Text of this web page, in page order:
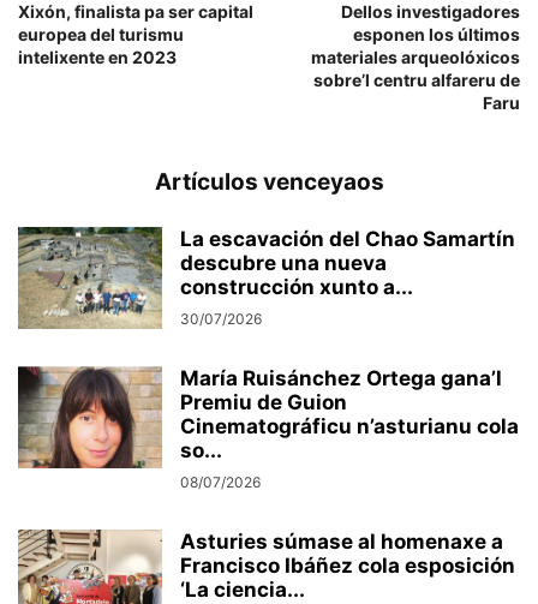
Xixón, finalista pa ser capital
europea del turismu
intelixente en 2023
Dellos investigadores
esponen los últimos
materiales arqueolóxicos
sobre’l centru alfareru de
Faru
Artículos venceyaos
La escavación del Chao Samartín
descubre una nueva
construcción xunto a...
30/07/2026
María Ruisánchez Ortega gana’l
Premiu de Guion
Cinematográficu n’asturianu cola
so...
08/07/2026
Asturies súmase al homenaxe a
Francisco Ibáñez cola esposición
‘La ciencia...